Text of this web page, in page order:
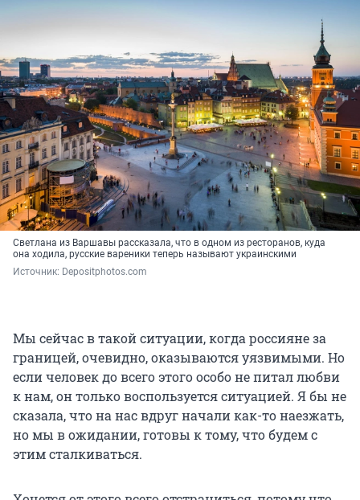
Светлана из Варшавы рассказала, что в одном из ресторанов, куда
она ходила, русские вареники теперь называют украинскими
Источник: Depositphotos.com
Мы сейчас в такой ситуации, когда россияне за
границей, очевидно, оказываются уязвимыми. Но
если человек до всего этого особо не питал любви
к нам, он только воспользуется ситуацией. Я бы не
сказала, что на нас вдруг начали как-то наезжать,
но мы в ожидании, готовы к тому, что будем с
этим сталкиваться.